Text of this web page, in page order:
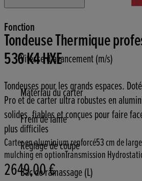
Fonction
Vitesse d'avancement (m/s)
Matériau du carter
Frein de lame
Réglage de coupe
Bac de ramassage (L)
Tondeuse Thermique
536 K4 HXE
Tondeuses pour les grands espaces.
Pro et de carter ultra robustes en
solides, fiables et conçues pour faire
plus difficiles
Carter en aluminium renforcé53 cm de
mulching en optionTransmission
Prix actuel : 2649,00 €.
2649,00 €